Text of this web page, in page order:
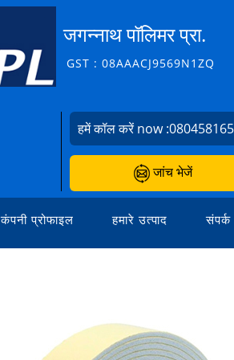
जगन्नाथ पॉलिमर प्रा.
GST : 08AAACJ9569N1ZQ
हमें कॉल करें now :
जांच भेजें
कंपनी प्रोफाइल हमारे उत्पाद